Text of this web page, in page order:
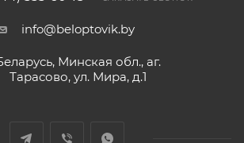
info@beloptovik.by
Минская обл., аг.
Тарасово, ул. Мира, д.1